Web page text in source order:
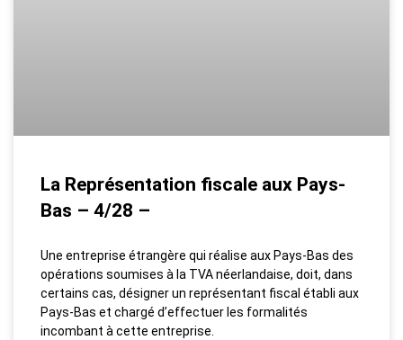
La Représentation fiscale aux Pays-
Bas – 4/28 –
Une entreprise étrangère qui réalise aux Pays-Bas des
opérations soumises à la TVA néerlandaise, doit, dans
certains cas, désigner un représentant fiscal établi aux
Pays-Bas et chargé d’effectuer les formalités
incombant à cette entreprise.